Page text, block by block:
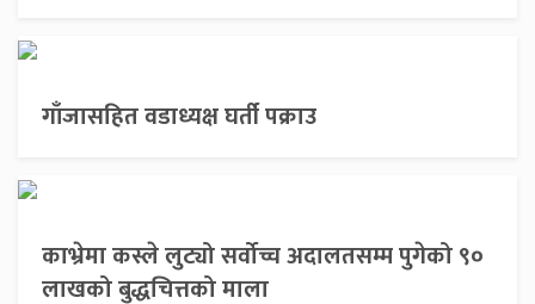
गाँजासहित वडाध्यक्ष घर्ती पक्राउ
काभ्रेमा कस्ले लुट्यो सर्वोच्च अदालतसम्म पुगेको ९०
लाखको बुद्धचित्तको माला